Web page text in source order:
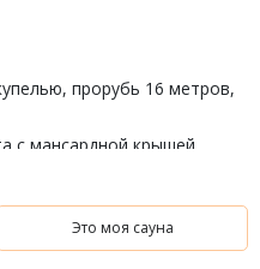
прорубь 16 метров,
с мансардной крышей.
водой.
пункт и работает
Это моя сауна